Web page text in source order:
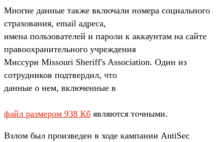
Многие данные также включали номера социального
страхования, email адреса,
имена пользователей и пароли к аккаунтам на сайте
правоохранительного учреждения
Миссури Missouri Sheriff's Association. Один из
сотрудников подтвердил, что
данные о нем, включенные в
файл размером 938 Кб являются точными.
Взлом был произведен в ходе кампании AntiSec